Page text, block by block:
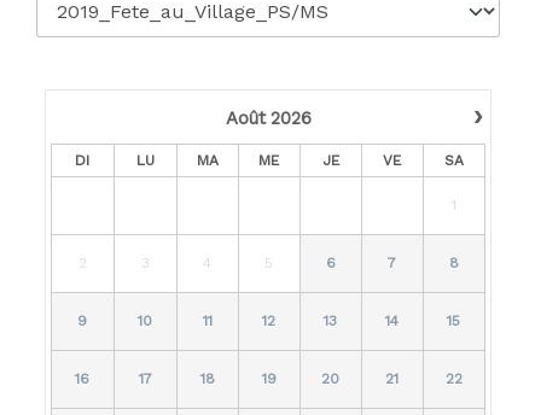
›
Août 2026
DI LU MA ME JE VE SA
1
2 3 4 5 6 7 8
9 10 11 12 13 14 15
16 17 18 19 20 21 22